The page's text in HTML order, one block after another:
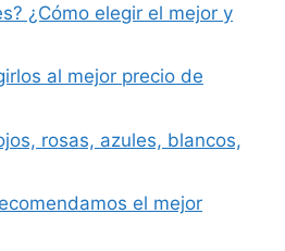
¿Cómo elegir el mejor y
al mejor precio de
rosas, azules, blancos,
el mejor